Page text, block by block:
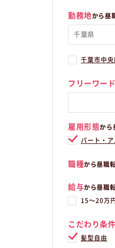
勤務地から昼
千葉市中央
フリーワード
雇用形態から
パート・ア
職種から昼職
給与から昼職
15〜20万円
こだわり条件
髪型自由